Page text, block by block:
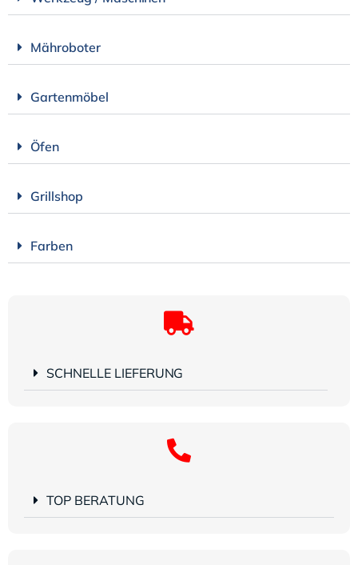
Mähroboter
Gartenmöbel
Öfen
Grillshop
Farben
SCHNELLE LIEFERUNG
TOP BERATUNG